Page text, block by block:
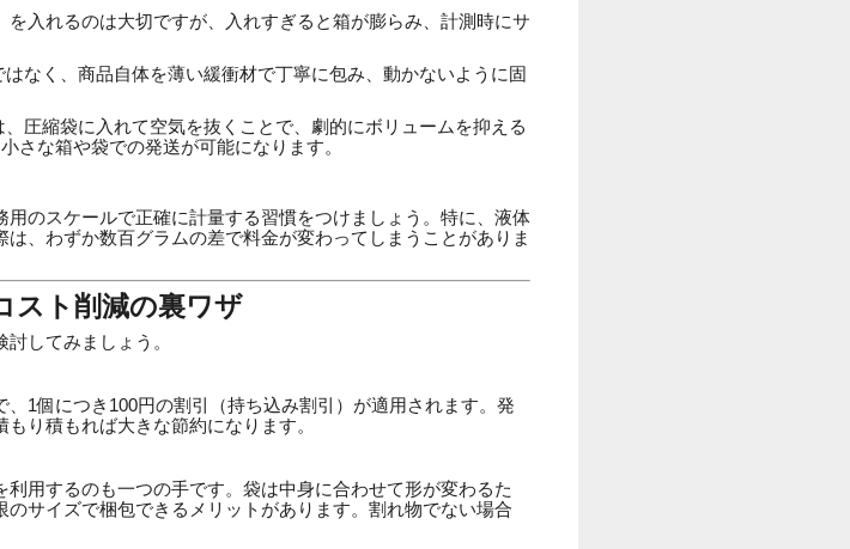
入れるのは大切ですが、入れすぎると箱が膨らみ、計測時にサ
はなく、商品自体を薄い緩衝材で丁寧に包み、動かないように固
圧縮袋に入れて空気を抜くことで、劇的にボリュームを抑える
さな箱や袋での発送が可能になります。
用のスケールで正確に計量する習慣をつけましょう。特に、液体
、わずか数百グラムの差で料金が変わってしまうことがありま
スト削減の裏ワザ
してみましょう。
1個につき100円の割引（持ち込み割引）が適用されます。発
り積もれば大きな節約になります。
用するのも一つの手です。袋は中身に合わせて形が変わるた
サイズで梱包できるメリットがあります。割れ物でない場合